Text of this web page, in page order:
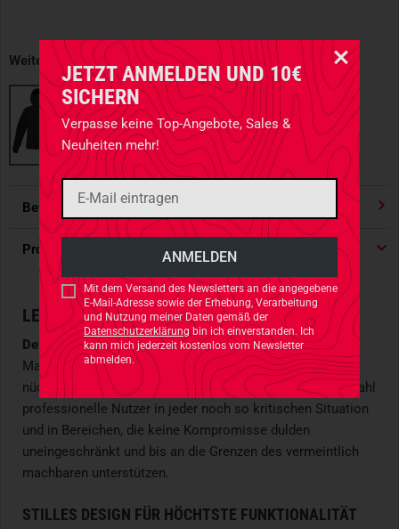
JETZT ANMELDEN UND 10€
SICHERN
Verpasse keine Top-Angebote, Sales &
Neuheiten mehr!
Mit dem Versand des Newsletters an die angegebene
E-Mail-Adresse sowie der Erhebung, Verarbeitung
und Nutzung meiner Daten gemäß der
Datenschutzerklärungbin ich einverstanden. Ich
kann mich jederzeit kostenlos vom Newsletter
abmelden.
Weitere erhältliche Varianten
Bewertungen
Produktdetails
LEISTUNGSSTARKER KÄLTESCHUTZ
Development Never Stops Alphasteht wie keine andere
Marke für taktische Bekleidungssysteme, die mit bewußt
nüchterner Funktionalität und leistungsstarker Materialwahl
professionelle Nutzer in jeder noch so kritischen Situation
und in Bereichen, die keine Kompromisse dulden
uneingeschränkt und bis an die Grenzen des vermeintlich
machbaren unterstützen.
STILLES DESIGN FÜR HÖCHTSTE FUNKTIONALITÄT